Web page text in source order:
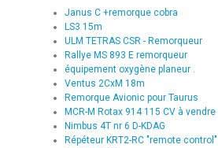
Janus C +remorque cobra
LS3 15m
ULM TETRAS CSR - Remorqueur
Rallye MS 893 E remorqueur
équipement oxygène planeur .
Ventus 2CxM 18m
Remorque Avionic pour Taurus
MCR-M Rotax 914 115 CV à vendre
Nimbus 4T nr 6 D-KDAG
Répéteur KRT2-RC "remote